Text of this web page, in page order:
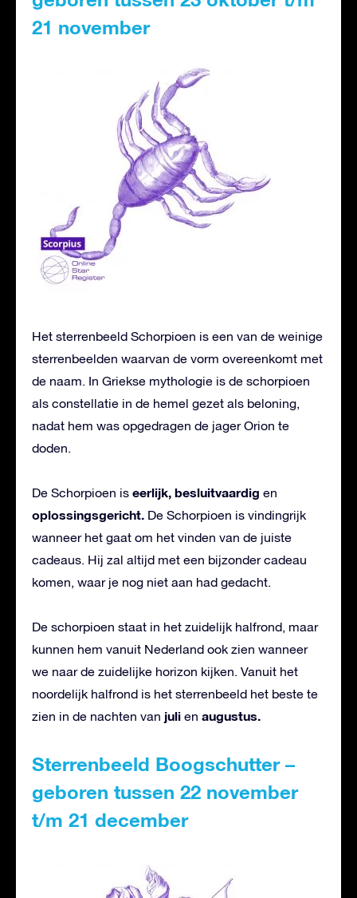
21 november
Het sterrenbeeld Schorpioen is een van de weinige
sterrenbeelden waarvan de vorm overeenkomt met
de naam. In Griekse mythologie is de schorpioen
als constellatie in de hemel gezet als beloning,
nadat hem was opgedragen de jager Orion te
doden.
De Schorpioen is eerlijk, besluitvaardig en
oplossingsgericht. De Schorpioen is vindingrijk
wanneer het gaat om het vinden van de juiste
cadeaus. Hij zal altijd met een bijzonder cadeau
komen, waar je nog niet aan had gedacht.
De schorpioen staat in het zuidelijk halfrond, maar
kunnen hem vanuit Nederland ook zien wanneer
we naar de zuidelijke horizon kijken. Vanuit het
noordelijk halfrond is het sterrenbeeld het beste te
zien in de nachten van juli en augustus.
Sterrenbeeld Boogschutter –
geboren tussen 22 november
t/m 21 december